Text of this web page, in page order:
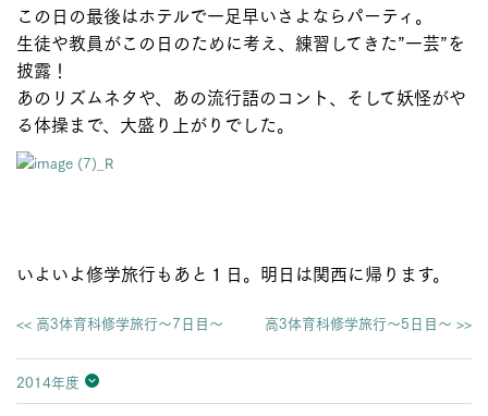
この日の最後はホテルで一足早いさよならパーティ。
生徒や教員がこの日のために考え、練習してきた”一芸”を
披露！
あのリズムネタや、あの流行語のコント、そして妖怪がや
る体操まで、大盛り上がりでした。
いよいよ修学旅行もあと１日。明日は関西に帰ります。
<< 高3体育科修学旅行～7日目～ 高3体育科修学旅行～5日目～ >>
2014年度
2026年度
2025年度
2024年度
2023年度
2022年度
2021年度
2020年度
2019年度
2018年度
2017年度
2016年度
2015年度
2014年度
2013年度